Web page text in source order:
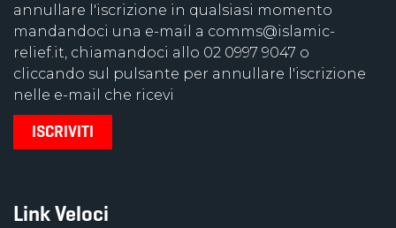
annullare l'iscrizione in qualsiasi momento
mandandoci una e-mail a comms@islamic-
relief.it, chiamandoci allo 02 0997 9047 o
cliccando sul pulsante per annullare l'iscrizione
nelle e-mail che ricevi
Link Veloci